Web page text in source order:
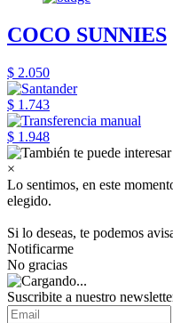
COCO SUNNIES
$ 2.050
$ 1.743
$ 1.948
×
Lo sentimos, en este
elegido.
Si lo deseas, te podemos
Notificarme
No gracias
Suscribite a nuestro